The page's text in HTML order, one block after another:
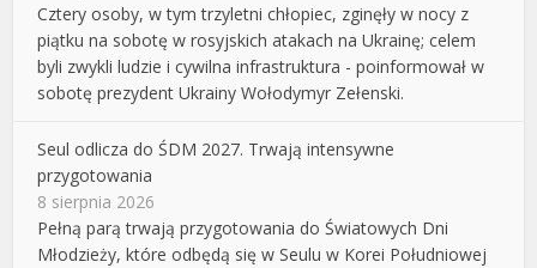
Cztery osoby, w tym trzyletni chłopiec, zginęły w nocy z
piątku na sobotę w rosyjskich atakach na Ukrainę; celem
byli zwykli ludzie i cywilna infrastruktura - poinformował w
sobotę prezydent Ukrainy Wołodymyr Zełenski.
Seul odlicza do ŚDM 2027. Trwają intensywne
przygotowania
8 sierpnia 2026
Pełną parą trwają przygotowania do Światowych Dni
Młodzieży, które odbędą się w Seulu w Korei Południowej